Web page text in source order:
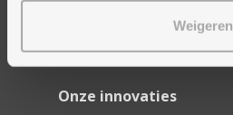
Weigeren
Financieel comfort
Mijn Zorgbedrijf
Onze innovaties